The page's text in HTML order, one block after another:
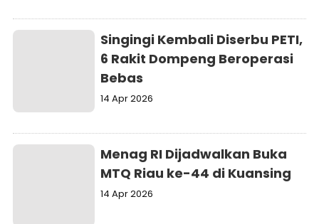
Singingi Kembali Diserbu PETI,
6 Rakit Dompeng Beroperasi
Bebas
14 Apr 2026
Menag RI Dijadwalkan Buka
MTQ Riau ke-44 di Kuansing
14 Apr 2026